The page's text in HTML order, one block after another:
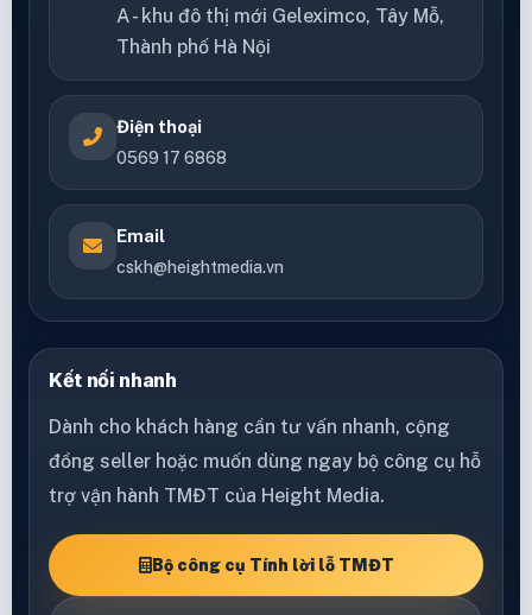
A - khu đô thị mới Geleximco, Tây Mỗ,
Thành phố Hà Nội
Điện thoại
0569 17 6868
Email
cskh@heightmedia.vn
Kết nối nhanh
Dành cho khách hàng cần tư vấn nhanh, cộng
đồng seller hoặc muốn dùng ngay bộ công cụ hỗ
trợ vận hành TMĐT của Height Media.
Bộ công cụ Tính lời lỗ TMĐT